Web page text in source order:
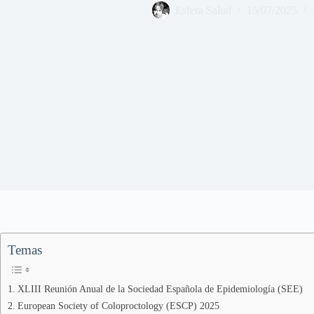
Temas
XLIII Reunión Anual de la Sociedad Española de Epidemiología (SEE)
European Society of Coloproctology (ESCP) 2025